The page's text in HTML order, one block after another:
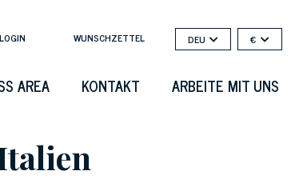
LOGIN WUNSCHZETTEL DEU €
AREA KONTAKT ARBEITE MIT UNS